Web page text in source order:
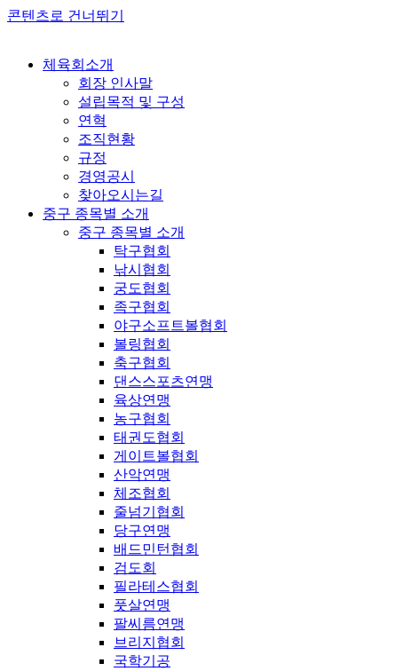
콘텐츠로 건너뛰기
체육회소개
회장 인사말
설립목적 및 구성
연혁
조직현황
규정
경영공시
찾아오시는길
중구 종목별 소개
중구 종목별 소개
탁구협회
낚시협회
궁도협회
족구협회
야구소프트볼협회
볼링협회
축구협회
댄스스포츠연맹
육상연맹
농구협회
태권도협회
게이트볼협회
산악연맹
체조협회
줄넘기협회
당구연맹
배드민턴협회
검도회
필라테스협회
풋살연맹
팔씨름연맹
브리지협회
국학기공